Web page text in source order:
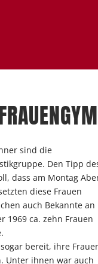
sind die
Den Tipp
dass am Montag
diese Frauen
auch Bekannte an
1969 ca. zehn Frauen
bereit, ihre
Unter ihnen war auch